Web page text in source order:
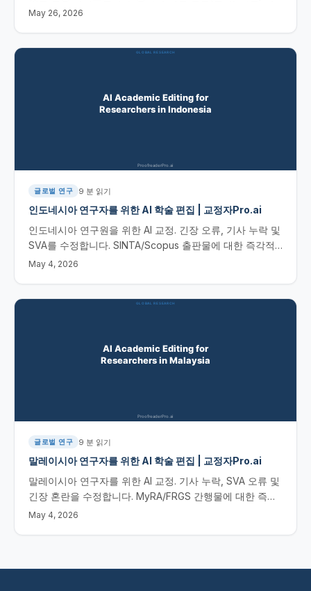
역별 차이점(영국 영향권의 홍콩 vs 미국 영향권의 대만),
May 26, 2026
글로벌 연구 9 분 읽기
인도네시아 연구자를 위한 AI 학술 편집 | 교정자Pro.ai
인도네시아 연구원을 위한 AI 교정. 긴장 오류, 기사 누락 및
SVA를 수정합니다. SINTA/Scopus 출판물에 대한 즉각적
인 결과. 인도네시아 연구자를 위한 AI 학술 편집
May 4, 2026
글로벌 연구 9 분 읽기
말레이시아 연구자를 위한 AI 학술 편집 | 교정자Pro.ai
말레이시아 연구자를 위한 AI 교정. 기사 누락, SVA 오류 및
긴장 혼란을 수정합니다. MyRA/FRGS 간행물에 대한 즉각
적인 결과. 말레이시아 연구자를 위한 AI 학술 편집
May 4, 2026